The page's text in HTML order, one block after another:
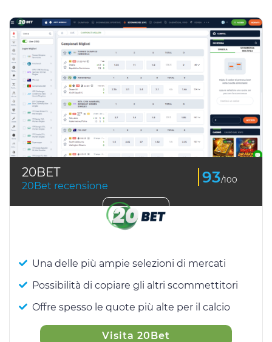
20BET
20Bet recensione 93/100
Una delle più ampie selezioni di mercati
Possibilità di copiare gli altri scommettitori
Offre spesso le quote più alte per il calcio
Visita 20Bet